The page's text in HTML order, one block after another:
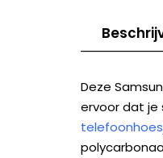
Deze
ervoor dat je